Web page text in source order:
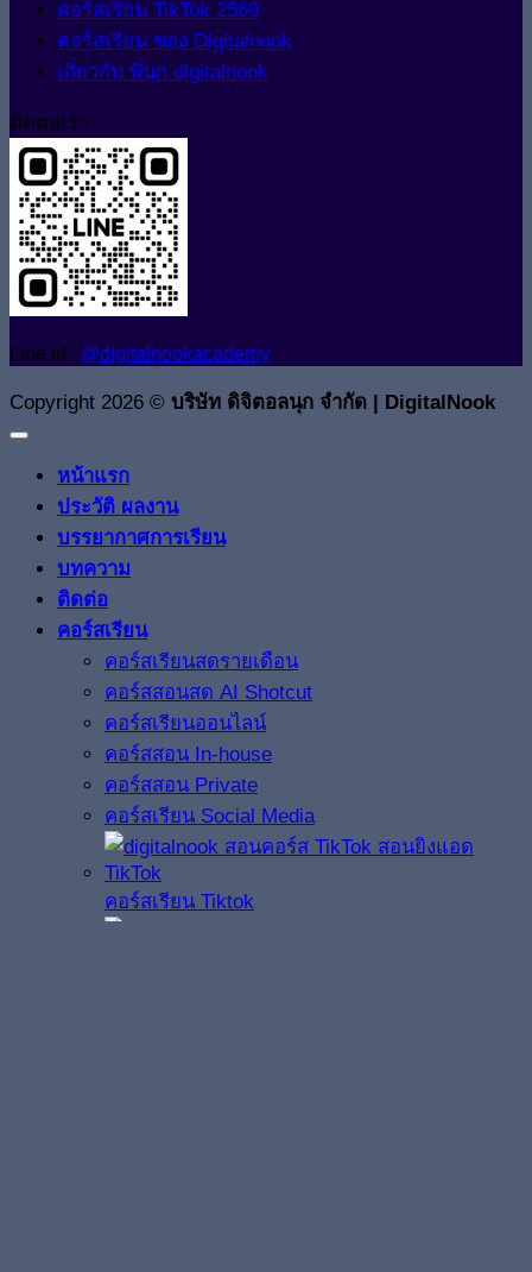
คอร์สเรียน TikTok 2569
คอร์สเรียน ของ Digitalnook
เกี่ยวกับ พี่นุก digitalnook
ติดต่อเรา
Line id : @digitalnookacademy
Copyright 2026 © บริษัท ดิจิตอลนุก จำกัด | DigitalNook
หน้าแรก
ประวัติ ผลงาน
บรรยากาศการเรียน
บทความ
ติดต่อ
คอร์สเรียน
คอร์สเรียนสดรายเดือน
คอร์สสอนสด AI Shotcut
คอร์สเรียนออนไลน์
คอร์สสอน In-house
คอร์สสอน Private
คอร์สเรียน Social Media
คอร์สเรียน Tiktok